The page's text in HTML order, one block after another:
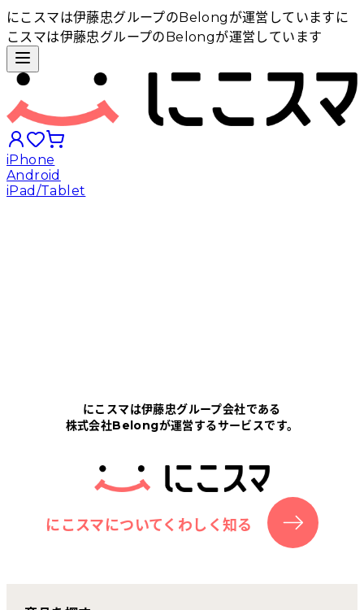
にこスマは伊藤忠グループのBelongが運営しています に
こスマは伊藤忠グループのBelongが運営しています
iPhone
Android
iPad/Tablet
にこスマについて
サポートセンター
お客さまの声
にこスマは伊藤忠グループ会社である
株式会社Belongが運営するサービスです。
にこスマについてくわしく知る